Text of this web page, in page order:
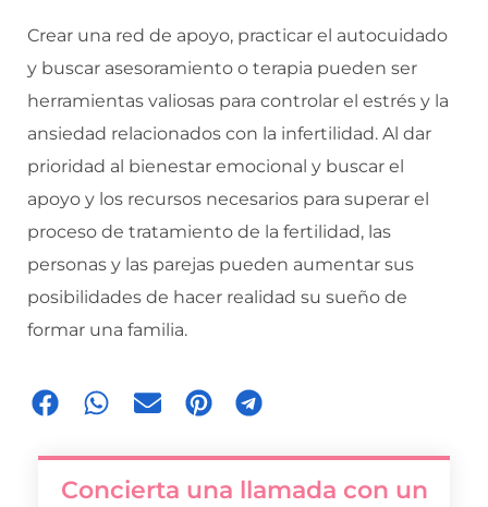
Crear una red de apoyo, practicar el autocuidado
y buscar asesoramiento o terapia pueden ser
herramientas valiosas para controlar el estrés y la
ansiedad relacionados con la infertilidad. Al dar
prioridad al bienestar emocional y buscar el
apoyo y los recursos necesarios para superar el
proceso de tratamiento de la fertilidad, las
personas y las parejas pueden aumentar sus
posibilidades de hacer realidad su sueño de
formar una familia.
Concierta una llamada con un